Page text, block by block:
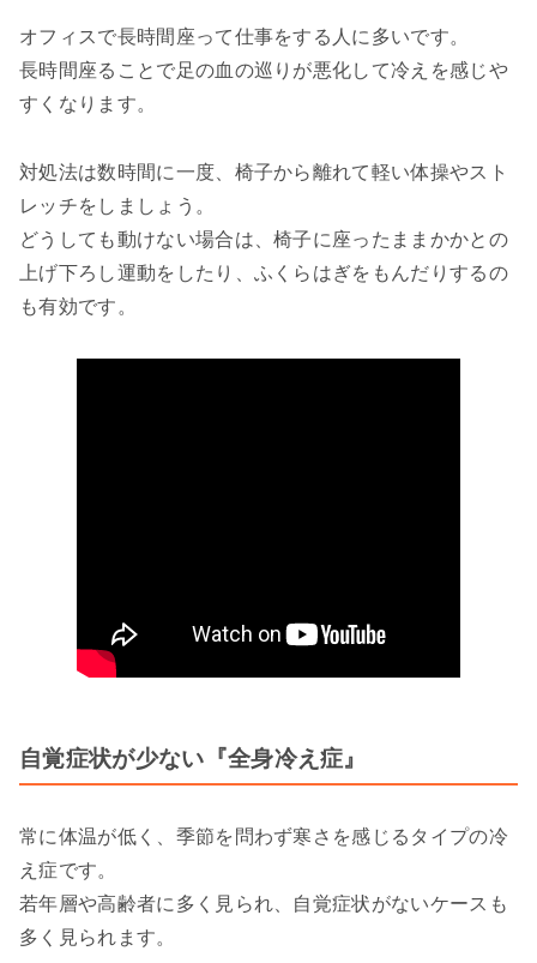
オフィスで長時間座って仕事をする人に多いです。
長時間座ることで足の血の巡りが悪化して冷えを感じや
すくなります。
対処法は数時間に一度、椅子から離れて軽い体操やスト
レッチをしましょう。
どうしても動けない場合は、椅子に座ったままかかとの
上げ下ろし運動をしたり、ふくらはぎをもんだりするの
も有効です。
自覚症状が少ない『全身冷え症』
常に体温が低く、季節を問わず寒さを感じるタイプの冷
え症です。
若年層や高齢者に多く見られ、自覚症状がないケースも
多く見られます。